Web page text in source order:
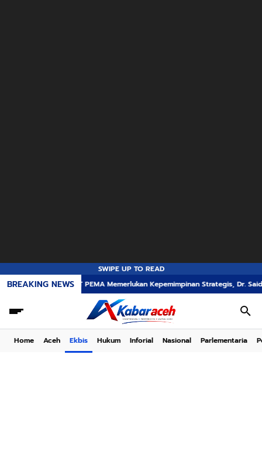
SWIPE UP TO READ
BREAKING NEWS
PT PEMA Memerlukan Kepemimpinan Strategis, Dr. Said Mulyadi
Home Aceh Ekbis Hukum Inforial Nasional Parlementaria